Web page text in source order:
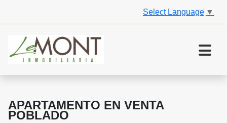
Select Language ▼
APARTAMENTO EN VENTA
POBLADO